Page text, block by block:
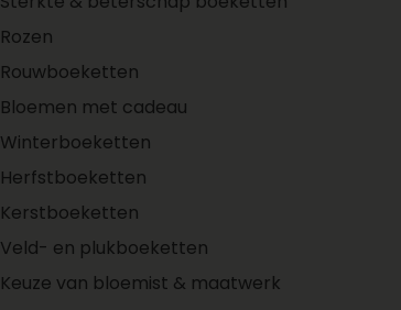
Rozen
Rouwboeketten
Bloemen met cadeau
Winterboeketten
Herfstboeketten
Kerstboeketten
Veld- en plukboeketten
Keuze van bloemist & maatwerk